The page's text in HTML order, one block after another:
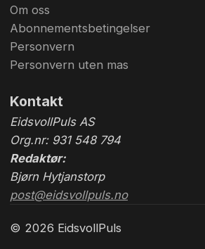
Om oss
Abonnementsbetingelser
Personvern
Personvern uten mas
Kontakt
EidsvollPuls AS
Org.nr: 931 548 794
Redaktør:
Bjørn Hytjanstorp
post@eidsvollpuls.no
© 2026 EidsvollPuls